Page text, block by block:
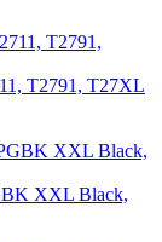
T2791, T27XL
XXL Black,